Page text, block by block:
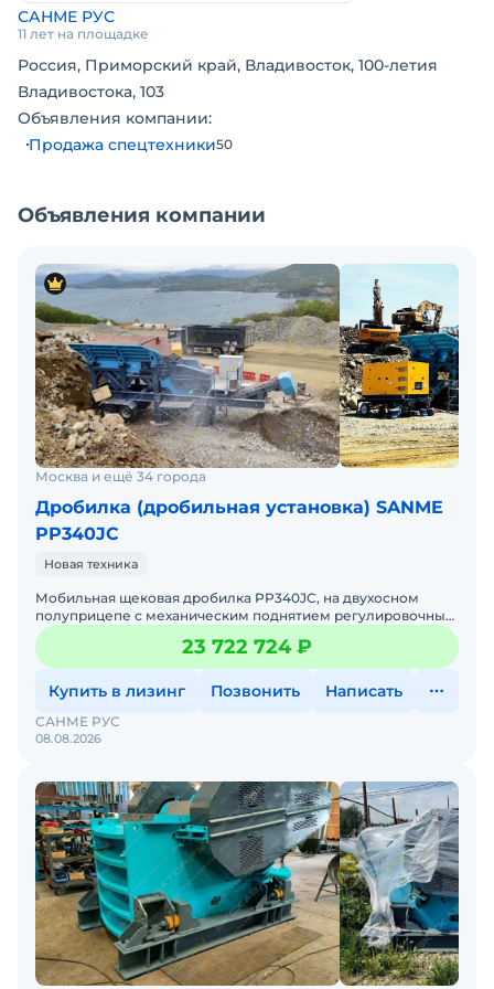
САНМЕ РУС
11 лет на площадке
Россия, Приморский край, Владивосток, 100-летия
Владивостока, 103
Объявления компании:
Продажа спецтехники50
Объявления компании
Москва и ещё 34 города
Дробилка (дробильная установка) SANME
PP340JC
Новая техника
Мобильная щековая дробилка PP340JC, на двухосном
полуприцепе с механическим поднятием регулировочных
опор, шкворень – 90 мм, стальная конструкция на устан
23 722 724 ₽
Купить в лизинг Позвонить Написать
08.08.2026
САНМЕ РУС